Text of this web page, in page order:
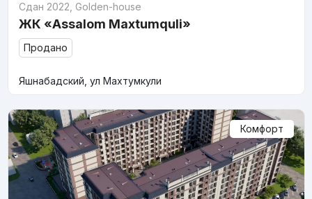
Сдан 2022 Golden-house
ЖК «Assalom Maxtumquli»
Продано
Яшнабадский, ул Махтумкули
Комфорт